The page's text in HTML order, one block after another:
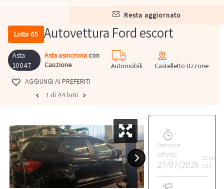
resta aggiornato
Lotto 65 Autovettura Ford escort
Asta
10047
Asta asincrona con
Cauzione
Automobili
Castelletto Uzzone
AGGIUNGI AI PREFERITI
1 di 44 lotti
Termine
offerte:
27/07/2026
12:00
CET